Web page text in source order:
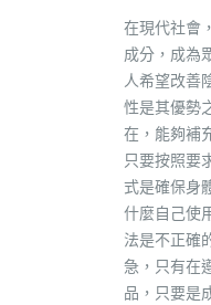
在現代社會
成分，成為
人希望改善
性是其優勢
在，能夠補
只要按照要
式是確保身
什麼自己使
法是不正確
急，只有在
品，只要是